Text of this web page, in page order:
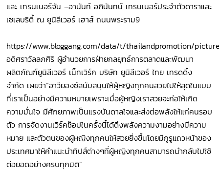
และ เทรนเนอร์จัน –อานันท์ อภินันทน์ เทรนเนอร์ประจำตัวดาราและ
เซเลบริตี้ ณ ยูนิลีเวอร์ เฮาส์ ถนนพระราม9
https://www.bloggang.com/data/t/thailandpromotion/
อดิศราวัลลภศิริ ผู้อำนวยการฝ่ายกลยุทธ์การตลาดและพัฒนา
ผลิตภัณฑ์ยูนิลีเวอร์ เน็ทเวิร์ค บริษัท ยูนิลีเวอร์ ไทย เทรดดิ้ง
จำกัด เผยว่า“อาวียองซ์สนับสนุนให้ผู้หญิงทุกคนสวยไปให้สุดในแบบ
ที่เราเป็นอย่างมีความหมายเพราะเมื่อผู้หญิงเราสวยจะก่อให้เกิด
ความมั่นใจ มีศักยภาพเป็นแรงบันดาลใจและส่งต่อพลังให้แก่คนรอบ
ตัว การจัดงานเวิร์คช็อปในครั้งนี้ได้ดึงพลังความงามอย่างมีความ
หมาย และตัวตนของผู้หญิงทุกคนให้สวยยิ่งขึ้นโดยมีกูรูแถวหน้าของ
ประเทศมาให้คำแนะนำทิปส์ต่างๆที่ผู้หญิงทุกคนสามารถนำกลับไปใช้
ต่อยอดอย่างครบทุกมิติ”